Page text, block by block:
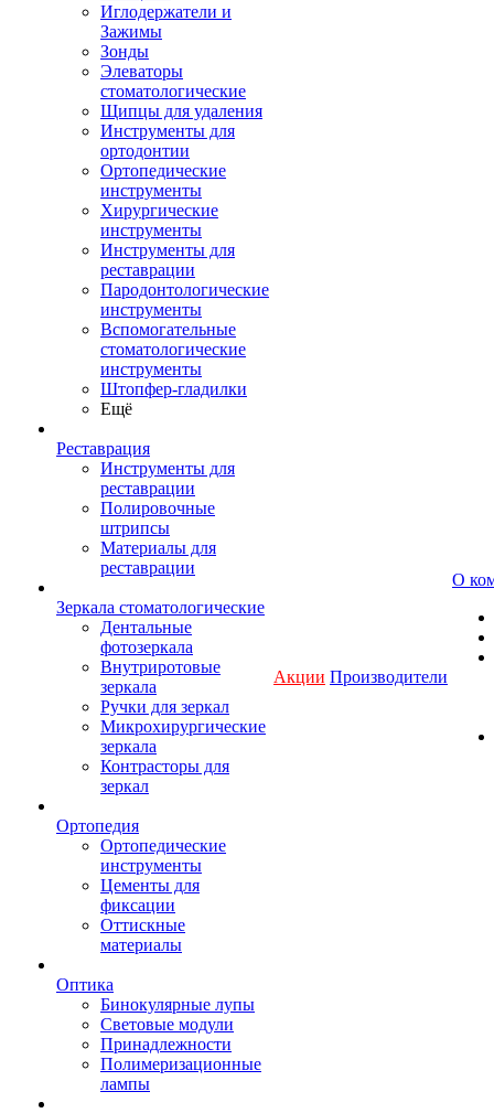
Иглодержатели и
Зажимы
Зонды
Элеваторы
стоматологические
Щипцы для удаления
Инструменты для
ортодонтии
Ортопедические
инструменты
Хирургические
инструменты
Инструменты для
реставрации
Пародонтологические
инструменты
Вспомогательные
стоматологические
инструменты
Штопфер-гладилки
Ещё
Реставрация
Инструменты для
реставрации
Полировочные
штрипсы
Материалы для
реставрации
Зеркала стоматологические
Дентальные
фотозеркала
Внутриротовые
зеркала
Ручки для зеркал
Микрохирургические
зеркала
Контрасторы для
зеркал
Ортопедия
Ортопедические
инструменты
Цементы для
фиксации
Оттискные
материалы
Оптика
Бинокулярные лупы
Световые модули
Принадлежности
Полимеризационные
лампы
Акции Производители
О